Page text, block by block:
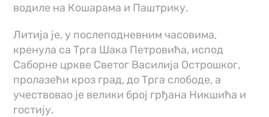
водиле на Кошарама и Паштрику.
Литија је, у послеподневним часовима,
кренула са Трга Шака Петровића, испод
Саборне цркве Светог Василија Острошког,
пролазећи кроз град, до Трга слободе, а
учествовао је велики број грђана Никшића и
гостију.